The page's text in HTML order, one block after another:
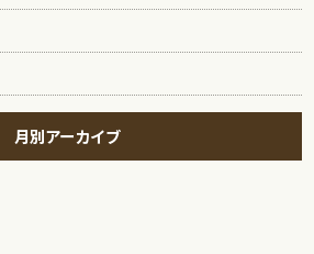
月別アーカイブ